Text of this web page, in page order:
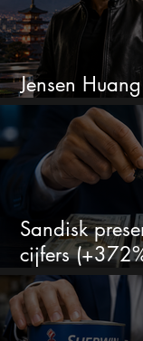
Jensen
aandeel dat
Sandisk
cijfers
zakt het